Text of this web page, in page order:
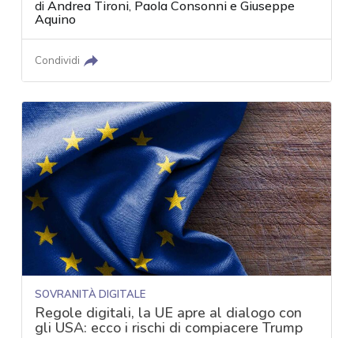
diAndrea Tironi Paola Consonni eGiuseppe
Aquino
Condividi
SOVRANITÀ DIGITALE
Regole digitali, la UE apre al dialogo con
gli USA: ecco i rischi di compiacere Trump